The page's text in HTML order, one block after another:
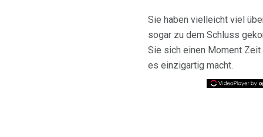
Sie haben vielleicht viel
sogar zu dem Schluss
Sie sich einen Moment
es einzigartig macht.